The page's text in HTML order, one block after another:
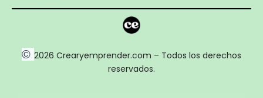
© 2026 Crearyemprender.com – Todos los derechos
reservados.